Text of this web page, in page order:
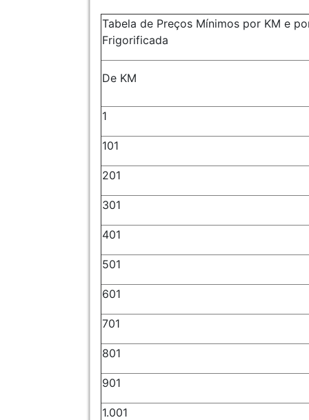
Tabela de Preços Mínimos por KM e
Frigorificada
De KM
1
101
201
301
401
501
601
701
801
901
1.001